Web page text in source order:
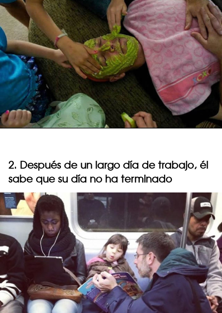
2. Después de un largo día de trabajo, él
sabe que su día no ha terminado